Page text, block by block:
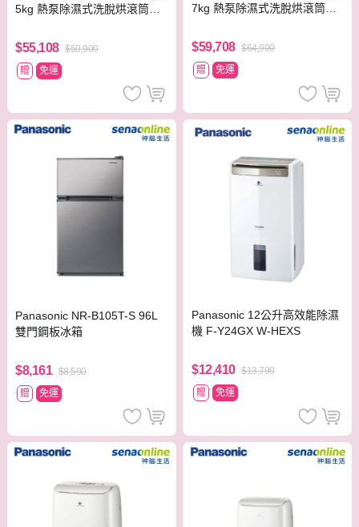
5kg 熱泵除濕式洗脫烘滾筒洗
$55,108 $59,900
贈
免運
7kg 熱泵除濕式洗脫烘滾筒洗
$59,708 $64,900
贈
免運
Panasonic NR-B105T-S 96L
雙門鋼板冰箱
$8,161 $8,590
贈
免運
Panasonic 12公升高效能除濕
機 F-Y24GX W-HEXS
$12,410 $13,790
贈
免運